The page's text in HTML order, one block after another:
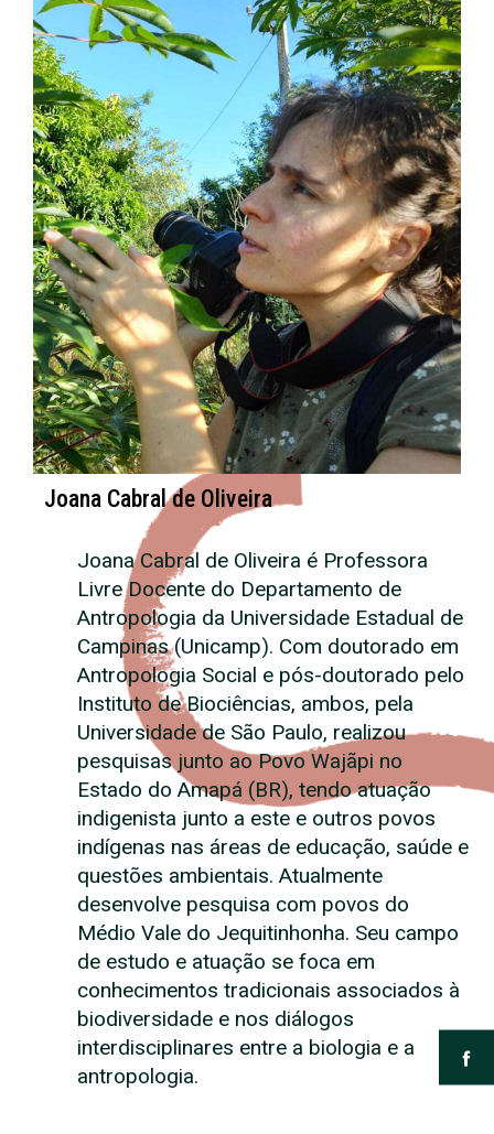
Joana Cabral de Oliveira
Joana Cabral de Oliveira é Professora
Livre Docente do Departamento de
Antropologia da Universidade Estadual de
Campinas (Unicamp). Com doutorado em
Antropologia Social e pós-doutorado pelo
Instituto de Biociências, ambos, pela
Universidade de São Paulo, realizou
pesquisas junto ao Povo Wajãpi no
Estado do Amapá (BR), tendo atuação
indigenista junto a este e outros povos
indígenas nas áreas de educação, saúde e
questões ambientais. Atualmente
desenvolve pesquisa com povos do
Médio Vale do Jequitinhonha. Seu campo
de estudo e atuação se foca em
conhecimentos tradicionais associados à
biodiversidade e nos diálogos
interdisciplinares entre a biologia e a
antropologia.